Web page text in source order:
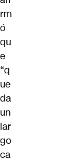
rm
ó
qu
e
“q
ue
da
un
lar
go
ca